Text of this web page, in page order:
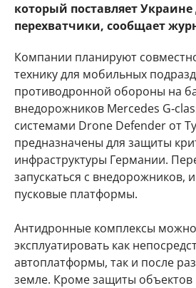
который поставляет
перехватчики, сообщает
Компании планируют
технику для мобильных
противодронной обороны на
внедорожников Mercedes
системами Drone Defender от
предназначены для защиты
инфраструктуры Германии.
запускаться с внедорожников,
пусковые платформы.
Антидронные комплексы
эксплуатировать как
автоплатформы, так и после
земле. Кроме защиты объектов